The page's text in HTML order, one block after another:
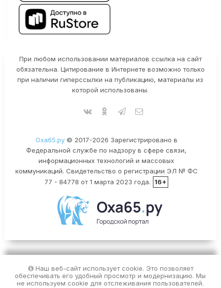
При любом использовании материалов ссылка на сайт
обязательна. Цитирование в Интернете возможно только
при наличии гиперссылки на публикацию, материалы из
которой использованы.
Оха65.ру© 2017-2026 Зарегистрировано в
Федеральной службе по надзору в сфере связи,
информационных технологий и массовых
коммуникаций. Свидетельство о регистрации ЭЛ № ФС
77 - 84778 от 1 марта 2023 года.
16+
Наш веб-сайт использует cookie. Это позволяет
обеспечивать его удобный просмотр и модернизацию. Мы
не используем cookie для отслеживания пользователей.